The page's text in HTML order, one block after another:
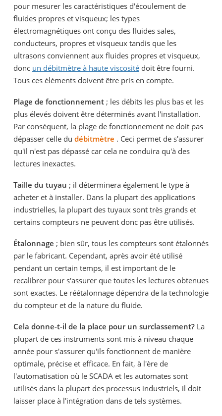
pour mesurer les caractéristiques d'écoulement de
fluides propres et visqueux; les types
électromagnétiques ont conçu des fluides sales,
conducteurs, propres et visqueux tandis que les
ultrasons conviennent aux fluides propres et visqueux,
donc un débitmètre à haute viscosité doit être fourni.
Tous ces éléments doivent être pris en compte.
Plage de fonctionnement ; les débits les plus bas et les
plus élevés doivent être déterminés avant l'installation.
Par conséquent, la plage de fonctionnement ne doit pas
dépasser celle du débitmètre . Ceci permet de s'assurer
qu'il n'est pas dépassé car cela ne conduira qu'à des
lectures inexactes.
Taille du tuyau ; il déterminera également le type à
acheter et à installer. Dans la plupart des applications
industrielles, la plupart des tuyaux sont très grands et
certains compteurs ne peuvent donc pas être utilisés.
Étalonnage ; bien sûr, tous les compteurs sont étalonnés
par le fabricant. Cependant, après avoir été utilisé
pendant un certain temps, il est important de le
recalibrer pour s'assurer que toutes les lectures obtenues
sont exactes. Le réétalonnage dépendra de la technologie
du compteur et de la nature du fluide.
Cela donne-t-il de la place pour un surclassement? La
plupart de ces instruments sont mis à niveau chaque
année pour s'assurer qu'ils fonctionnent de manière
optimale, précise et efficace. En fait, à l'ère de
l'automatisation où le SCADA et les automates sont
utilisés dans la plupart des processus industriels, il doit
laisser place à l'intégration dans de tels systèmes.